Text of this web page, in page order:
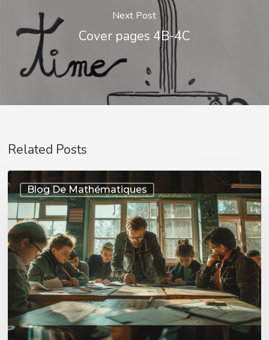
Next Post
Cover pages 4B-4C
Related Posts
Blog De Mathématiques
Ouverture
sur
le
Monde
de
l’Entreprise
Une
Expérience